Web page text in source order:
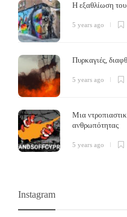
Άλλο
Το δέλτα,6 years ago
Τι είναι χειρότερο από τον
αστική «δημοκρατία». Το παρόν
γράψει…
Η εξαθλίωση
5 years ago
Πυρκαγιές,
5 years ago
Μια
ανθρωπότητας
5 years ago
Instagram